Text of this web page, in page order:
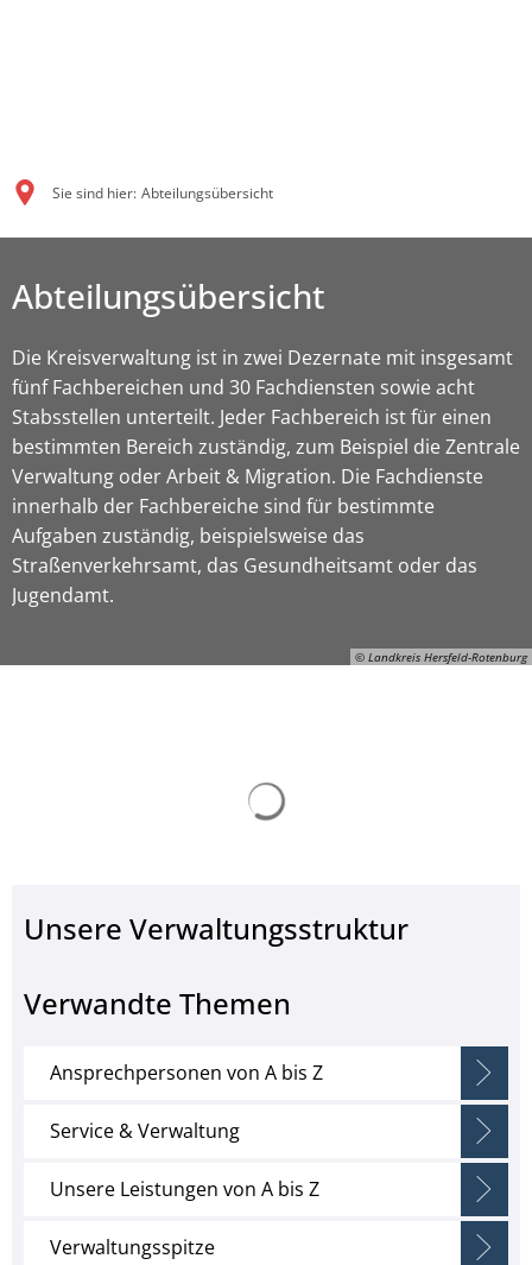
Sie sind hier: Abteilungsübersicht
© Landkreis Hersfeld-Rotenburg
ON-Gerhard-Manns, © Landkreis Hersfeld-Rotenburg
Abteilungsübersicht
Die Kreisverwaltung ist in zwei Dezernate mit insgesamt
fünf Fachbereichen und 30 Fachdiensten sowie acht
Stabsstellen unterteilt. Jeder Fachbereich ist für einen
bestimmten Bereich zuständig, zum Beispiel die Zentrale
Verwaltung oder Arbeit & Migration. Die Fachdienste
innerhalb der Fachbereiche sind für bestimmte
Aufgaben zuständig, beispielsweise das
Straßenverkehrsamt, das Gesundheitsamt oder das
Jugendamt.
Unsere Verwaltungsstruktur
Verwandte Themen
Ansprechpersonen von A bis Z
Service & Verwaltung
Unsere Leistungen von A bis Z
Verwaltungsspitze